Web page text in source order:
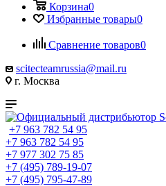
Корзина0
Избранные товары0
Сравнение товаров0
scitecteamrussia@mail.ru
г. Москва
+7 963 782 54 95
+7 963 782 54 95
+7 977 302 75 85
+7 (495) 789-19-07
+7 (495) 795-47-89